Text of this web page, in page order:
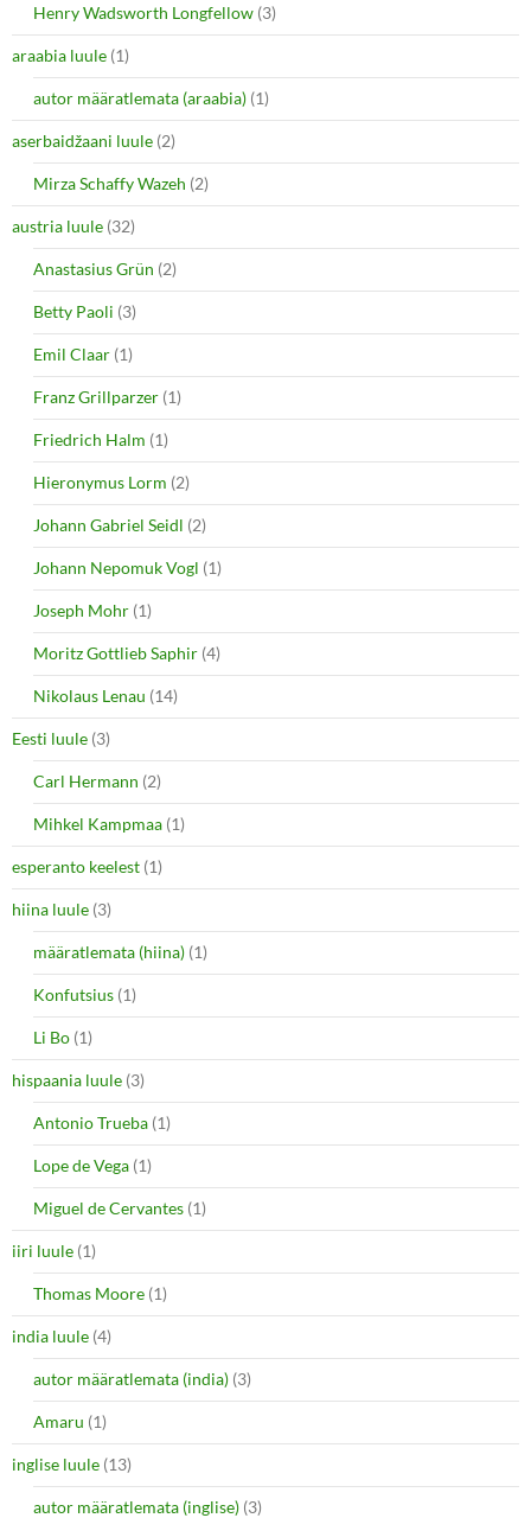
Henry Wadsworth Longfellow (3)
araabia luule (1)
autor määratlemata (araabia) (1)
aserbaidžaani luule (2)
Mirza Schaffy Wazeh (2)
austria luule (32)
Anastasius Grün (2)
Betty Paoli (3)
Emil Claar (1)
Franz Grillparzer (1)
Friedrich Halm (1)
Hieronymus Lorm (2)
Johann Gabriel Seidl (2)
Johann Nepomuk Vogl (1)
Joseph Mohr (1)
Moritz Gottlieb Saphir (4)
Nikolaus Lenau (14)
Eesti luule (3)
Carl Hermann (2)
Mihkel Kampmaa (1)
esperanto keelest (1)
hiina luule (3)
määratlemata (hiina) (1)
Konfutsius (1)
Li Bo (1)
hispaania luule (3)
Antonio Trueba (1)
Lope de Vega (1)
Miguel de Cervantes (1)
iiri luule (1)
Thomas Moore (1)
india luule (4)
autor määratlemata (india) (3)
Amaru (1)
inglise luule (13)
autor määratlemata (inglise) (3)